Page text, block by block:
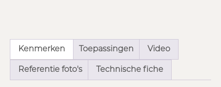
Kenmerken Toepassingen Video
Referentie foto's Technische fiche